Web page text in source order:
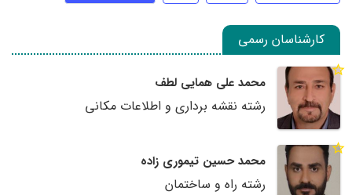
کارشناسان رسمی
محمد علی همایی لطف
رشته نقشه برداری و اطلاعات مکانی
محمد حسین تیموری زاده
رشته راه و ساختمان